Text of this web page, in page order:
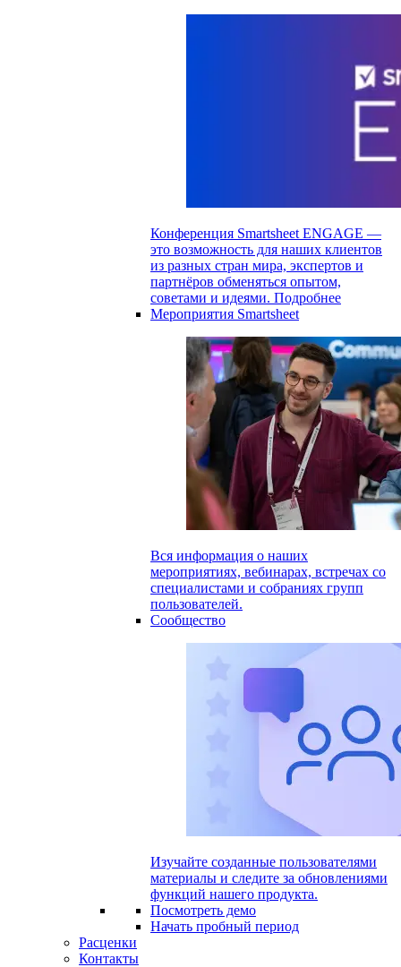
Конференция Smartsheet ENGAGE —
это возможность для наших клиентов
из разных стран мира, экспертов и
партнёров обменяться опытом,
советами и идеями. Подробнее
Мероприятия Smartsheet
Вся информация о наших
мероприятиях, вебинарах, встречах со
специалистами и собраниях групп
пользователей.
Сообщество
Изучайте созданные пользователями
материалы и следите за обновлениями
функций нашего продукта.
Посмотреть демо
Начать пробный период
Расценки
Контакты